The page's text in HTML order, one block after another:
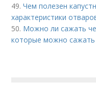
49.Чем полезен
характеристики
50. Можно ли сажать
которые можно